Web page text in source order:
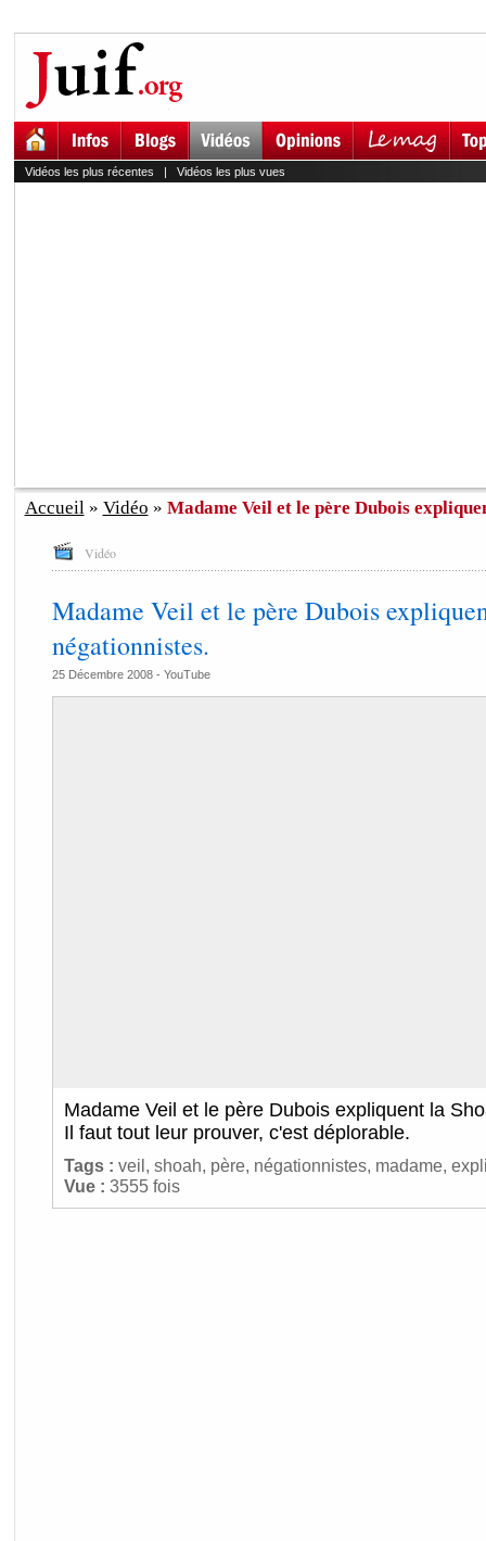
Vidéos les plus récentes | Vidéos les plus vues
Accueil» Vidéo » Madame Veil et le père Dubois
Vidéo
Madame Veil et le père Dubois
négationnistes.
25 Décembre 2008 - YouTube
Madame Veil et le père Dubois expliquent la
Il faut tout leur prouver, c'est déplorable.
Tags : veil, shoah, père, négationnistes, madame,
Vue : 3555 fois